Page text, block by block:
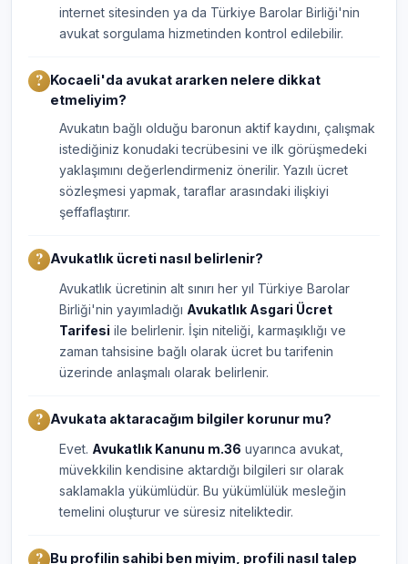
internet sitesinden ya da Türkiye Barolar Birliği'nin
avukat sorgulama hizmetinden kontrol edilebilir.
Kocaeli'da avukat ararken nelere dikkat
etmeliyim?
Avukatın bağlı olduğu baronun aktif kaydını, çalışmak
istediğiniz konudaki tecrübesini ve ilk görüşmedeki
yaklaşımını değerlendirmeniz önerilir. Yazılı ücret
sözleşmesi yapmak, taraflar arasındaki ilişkiyi
şeffaflaştırır.
Avukatlık ücreti nasıl belirlenir?
Avukatlık ücretinin alt sınırı her yıl Türkiye Barolar
Birliği'nin yayımladığı Avukatlık Asgari Ücret
Tarifesi ile belirlenir. İşin niteliği, karmaşıklığı ve
zaman tahsisine bağlı olarak ücret bu tarifenin
üzerinde anlaşmalı olarak belirlenir.
Avukata aktaracağım bilgiler korunur mu?
Evet. Avukatlık Kanunu m.36 uyarınca avukat,
müvekkilin kendisine aktardığı bilgileri sır olarak
saklamakla yükümlüdür. Bu yükümlülük mesleğin
temelini oluşturur ve süresiz niteliktedir.
Bu profilin sahibi ben miyim, profili nasıl talep